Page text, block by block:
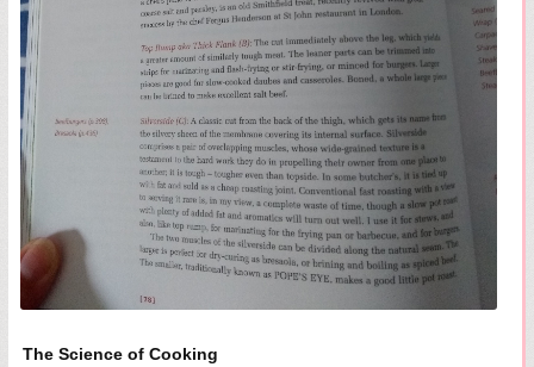
The Science of Cooking